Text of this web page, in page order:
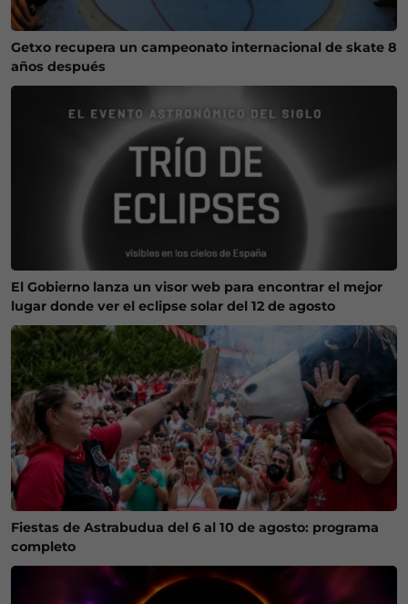
Getxo recupera un campeonato internacional de skate 8
años después
El Gobierno lanza un visor web para encontrar el mejor
lugar donde ver el eclipse solar del 12 de agosto
Fiestas de Astrabudua del 6 al 10 de agosto: programa
completo